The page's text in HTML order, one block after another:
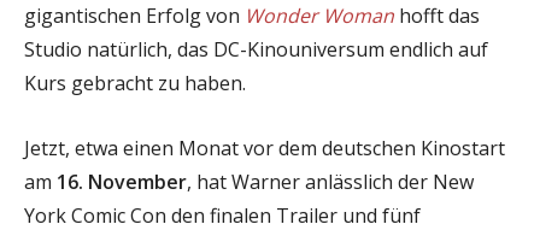
gigantischen Erfolg von Wonder Woman hofft das
Studio natürlich, das DC-Kinouniversum endlich auf
Kurs gebracht zu haben.
Jetzt, etwa einen Monat vor dem deutschen Kinostart
am 16. November, hat Warner anlässlich der New
York Comic Con den finalen Trailer und fünf